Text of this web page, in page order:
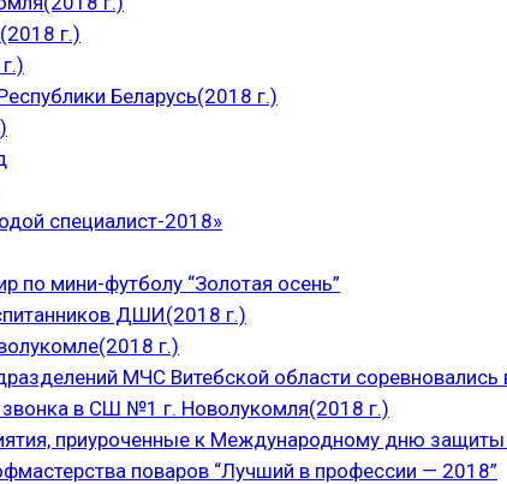
г.)
Беларусь(2018 г.)
специалист-2018»
по мини-футболу “Золотая осень”
ДШИ(2018 г.)
г.)
МЧС Витебской области
звонка в СШ №1 г. Новолукомля(2018 г.)
приуроченные к Международному дню защиты
поваров “Лучший в профессии — 2018”